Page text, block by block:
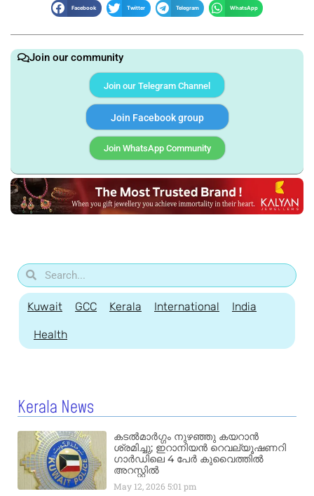
Facebook Twitter Telegram WhatsApp
Join our community
Join our Telegram Channel
Join Facebook group
Join WhatsApp Community
Kuwait GCC Kerala International India
Health
Kerala News
കടൽമാർഗ്ഗം നുഴഞ്ഞു കയറാൻ
ശ്രമിച്ചു; ഇറാനിയൻ റെവല്യൂഷണറി
ഗാർഡിലെ 4 പേർ കുവൈത്തിൽ
അറസ്റ്റിൽ
May 12, 20265:01 pm